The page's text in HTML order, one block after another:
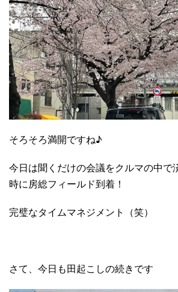
そろそろ満開ですね♪
今日は聞くだけの会議をクルマの中で
時に房総フィールド到着！
完璧なタイムマネジメント（笑）
さて、今日も田起こしの続きです